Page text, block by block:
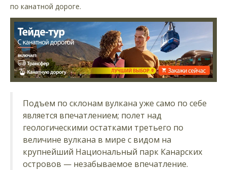
по канатной дороге.
Подъем по склонам вулкана уже само по себе
является впечатлением; полет над
геологическими остатками третьего по
величине вулкана в мире с видом на
крупнейший Национальный парк Канарских
островов — незабываемое впечатление.